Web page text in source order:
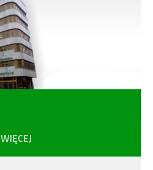
WIĘCEJ